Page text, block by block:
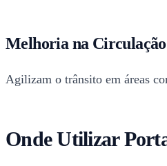
Melhoria na Circulação
Agilizam o trânsito em áreas
Onde Utilizar